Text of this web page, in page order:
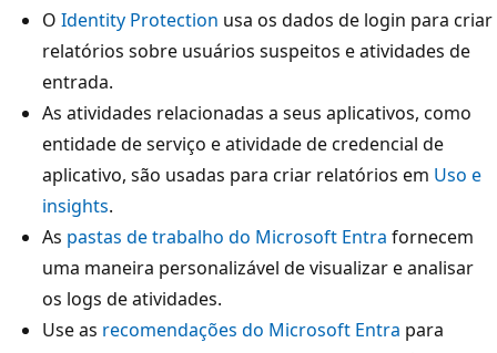
O Identity Protection usa os dados de login para criar
relatórios sobre usuários suspeitos e atividades de
entrada.
As atividades relacionadas a seus aplicativos, como
entidade de serviço e atividade de credencial de
aplicativo, são usadas para criar relatórios em Uso e
insights.
As pastas de trabalho do Microsoft Entra fornecem
uma maneira personalizável de visualizar e analisar
os logs de atividades.
Use as recomendações do Microsoft Entra para